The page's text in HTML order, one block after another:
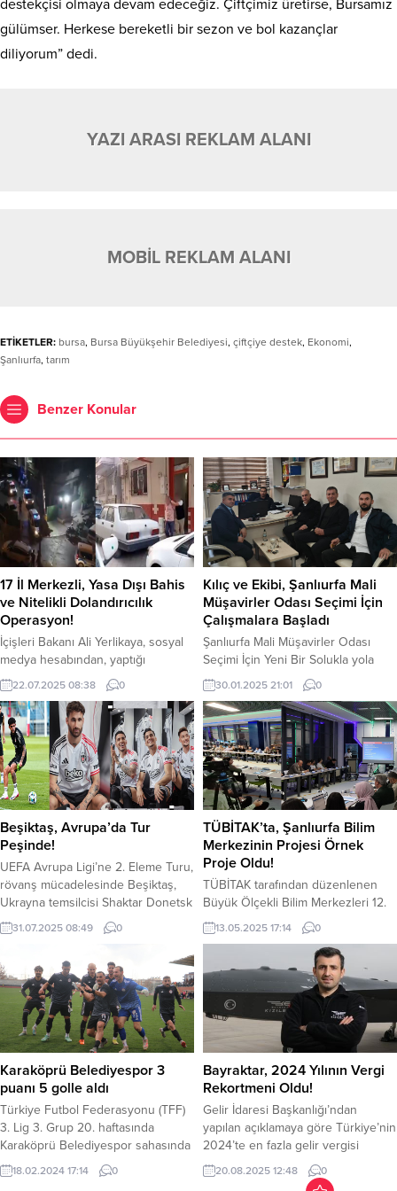
destekçisi olmaya devam edeceğiz. Çiftçimiz üretirse, Bursamız
gülümser. Herkese bereketli bir sezon ve bol kazançlar
diliyorum” dedi.
YAZI ARASI REKLAM ALANI
MOBİL REKLAM ALANI
ETİKETLER: bursa, Bursa Büyükşehir Belediyesi, çiftçiye destek, Ekonomi,
Şanlıurfa, tarım
Benzer Konular
17 İl Merkezli, Yasa Dışı Bahis
ve Nitelikli Dolandırıcılık
Operasyon!
İçişleri Bakanı Ali Yerlikaya, sosyal
medya hesabından, yaptığı
açıklamada, 7 il merkezli “Yasa dışı
bahis, nitelikli dolandırıcılık, çevrim
içi çocuk müstehcenliği ve tacizi,
suçtan kaynaklanan mal varlığı
değerlerini aklama, nitelikli hırsızlık”
suçlarına yönelik operasyon yapıldı.
Yerlikaya, Siber Suçlarla Mücadele
kapsamında son 5 günde 179
şüpheliyi yakalandı.
Operasyonlarda; 46 şüpheli şahıs
tutuklandı....
22.07.2025 08:38 0
Kılıç ve Ekibi, Şanlıurfa Mali
Müşavirler Odası Seçimi İçin
Çalışmalara Başladı
Şanlıurfa Mali Müşavirler Odası
Seçimi İçin Yeni Bir Solukla yola
çıkan başkan adayı Mustafa Kılıç ve
Ekibi Çalışmalara Başladı.
Şanlıurfa’da Mayıs ayında
gerçekleştirilecek olan Mali
Müşavirler Odası seçimlerine,
“Daha Demokratik Mali Müşavir”
şiarıyla yola çıkan bir grup, büyük
bir heyecan ve umutla çalışmalarına
başladı. Grup, Başkan adayı
Mustafa Kılıç liderliğinde,...
30.01.2025 21:01 0
Beşiktaş, Avrupa’da Tur
Peşinde!
UEFA Avrupa Ligi’ne 2. Eleme Turu,
rövanş mücadelesinde Beşiktaş,
Ukrayna temsilcisi Shaktar Donetsk
ile karşılaşacak. Shaktar Donetsk-
Beşiktaş maçı, Reymana
21.00’de başlayacak. Maçta Juan
Martinez Munuera düdük çalacak.
Siyah-beyazlılar, ilk maçta
sahasında 4-2 mağlup mağlup
olmuştu. Siyah-beyazlılar, rövanş
mücadelesinde tur için, 3 farklı
galibiyete ihtiyacı var. Beşiktaş
Shaktar’ı elemesi durumunda bir...
31.07.2025 08:49 0
TÜBİTAK’ta, Şanlıurfa Bilim
Merkezinin Projesi Örnek
Proje Oldu!
TÜBİTAK tarafından düzenlenen
Büyük Ölçekli Bilim Merkezleri 12.
Koordinasyon toplantısı
ŞanlıurfaBüyükşehir Belediyesi
Gençlik ve Spor Hizmetleri Daire
Başkanlığı bünyesinde yer alan
Şanlıurfa BilimMerkezi’nin ev
sahipliğinde gerçekleşti. TÜBİTAK
Bilim ve Toplum Başkanı Ömer
Kökçam, ‘’SizGelemezseniz Biz
Geliriz’’ projesinin örnek bir çalışma
olduğunu söyledi. TÜBİTAK
tarafından 3 ayda bir düzenlenen
Büyük Ölçekli...
13.05.2025 17:14 0
Karaköprü Belediyespor 3
puanı 5 golle aldı
Türkiye Futbol Federasyonu (TFF)
3. Lig 3. Grup 20. haftasında
Karaköprü Belediyespor sahasında
Darıca Gençlerbirliği ile 5-1 net bir
skor ile yenerek 3 puanı hanesine
18.02.2024 17:14 0
Bayraktar, 2024 Yılının Vergi
Rekortmeni Oldu!
Gelir İdaresi Başkanlığı’ndan
yapılan açıklamaya göre Türkiye’nin
2024’te en fazla gelir vergisi
ödeyen kişi Selçuk bayraktar oldu.
Gelir İdaresi Başkanlığı tarafından
20.08.2025 12:48 0